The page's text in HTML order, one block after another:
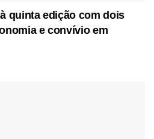
à quinta edição com dois
e convívio em